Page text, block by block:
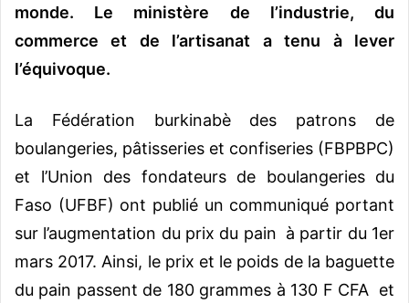
monde. Le ministère de l’industrie, du
commerce et de l’artisanat a tenu à lever
l’équivoque.
La Fédération burkinabè des patrons de
boulangeries, pâtisseries et confiseries (FBPBPC)
et l’Union des fondateurs de boulangeries du
Faso (UFBF) ont publié un communiqué portant
sur l’augmentation du prix du pain à partir du 1er
mars 2017. Ainsi, le prix et le poids de la baguette
du pain passent de 180 grammes à 130 F CFA et